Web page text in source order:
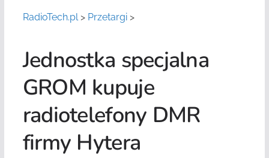
RadioTech.pl> Przetargi>
Jednostka specjalna
GROM kupuje
radiotelefony DMR
firmy Hytera